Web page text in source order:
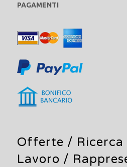
PAGAMENTI
Offerte /
Lavoro /